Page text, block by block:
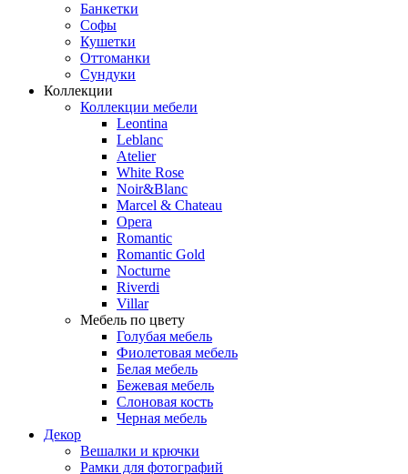
Банкетки
Софы
Кушетки
Оттоманки
Сундуки
Коллекции
Коллекции мебели
Leontina
Leblanc
Аtelier
White Rose
Noir&Blanc
Marcel & Chateau
Opera
Romantic
Romantic Gold
Nocturne
Riverdi
Villar
Мебель по цвету
Голубая мебель
Фиолетовая мебель
Белая мебель
Бежевая мебель
Слоновая кость
Черная мебель
Декор
Вешалки и крючки
Рамки для фотографий